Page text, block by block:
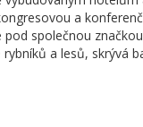
a
společnou
a lesů, skrývá